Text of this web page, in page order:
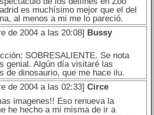
es muchísimo mejor que el del
al menos a mi me lo pareció.
de 2004 a las 20:08] Bussy
SOBRESALIENTE. Se nota
genial. Algún día visitaré las
de dinosaurio, que me hace ilu.
de 2004 a las 02:33] Circe
imagenes!! Eso renueva la
he hecho a mi misma de ir a